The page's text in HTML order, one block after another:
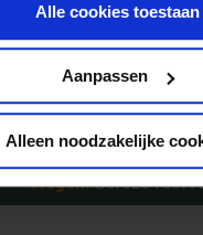
Alle cookies toestaan
Aanpassen
Alleen noodzakelijke
Inschrijven
Vragen?Bel 020-